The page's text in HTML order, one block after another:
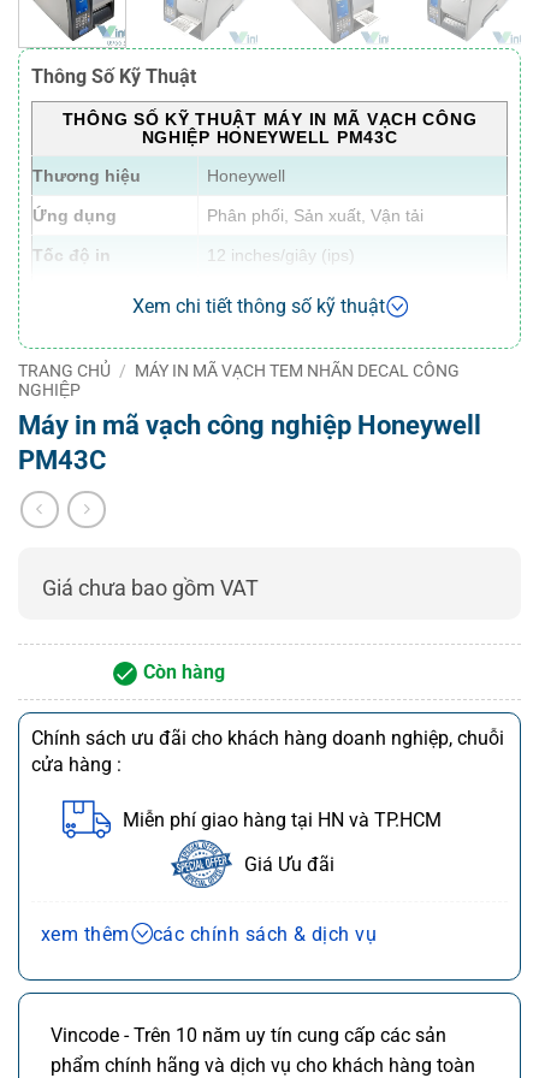
Thông Số Kỹ Thuật
THÔNG SỐ KỸ THUẬT MÁY IN MÃ VẠCH CÔNG
NGHIỆP HONEYWELL PM43C
Thương hiệu
Honeywell
Ứng dụng Phân phối, Sản xuất, Vận tải
Tốc độ in 12 inches/giây (ips)
Độ phân giải 203 dpi và 300 dpi
Bộ nhớ 128 MB Flash / 128 MB RAM
Loại font có thể
tải xuống
WTLE
Định dạng tệp ảnh
hỗ trợ
Hệ điều hành
Linux (CUPS Driver), Windows
Ngôn ngữ lệnh in
Loại cửa mở Cửa Dome, Cửa ngắn (Short Door)
Loại phương tiện
in
Nhãn (Label), RFID, Ribbon, Tag
Phần mềm tương
thích
Avalanche
Có
Điện áp hoạt động 100 – 240 V AC
Tần số hoạt động 45 – 65 Hz
Nhiệt độ hoạt
động
5 – 40 °C (41 – 104 °F)
Xem chi tiết thông số kỹ thuật
TRANG CHỦ / MÁY IN MÃ VẠCH TEM NHÃN DECAL CÔNG
NGHIỆP
Máy in mã vạch công nghiệp Honeywell
PM43C
Giá chưa bao gồm VAT
Còn hàng
Chính sách ưu đãi cho khách hàng doanh nghiệp, chuỗi
cửa hàng :
Miễn phí giao hàng tại HN và TP.HCM
Giá Ưu đãi
Chính sách bán hàng và dịch vụ
Ưu đãi khách hàng doanh nghiệp cả FDI Chi tiết
Miễn phí giao hàng 10km tại HN,HCM Chi tiết
xem thêm các chính sách & dịch vụ
Vincode - Trên 10 năm uy tín cung cấp các sản
phẩm chính hãng và dịch vụ cho khách hàng toàn